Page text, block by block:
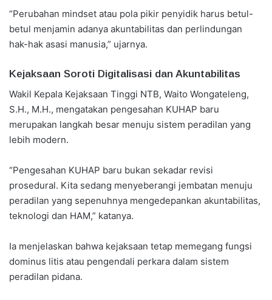
“Perubahan mindset atau pola pikir penyidik harus betul-
betul menjamin adanya akuntabilitas dan perlindungan
hak-hak asasi manusia,” ujarnya.
Kejaksaan Soroti Digitalisasi dan Akuntabilitas
Wakil Kepala Kejaksaan Tinggi NTB, Waito Wongateleng,
S.H., M.H., mengatakan pengesahan KUHAP baru
merupakan langkah besar menuju sistem peradilan yang
lebih modern.
“Pengesahan KUHAP baru bukan sekadar revisi
prosedural. Kita sedang menyeberangi jembatan menuju
peradilan yang sepenuhnya mengedepankan akuntabilitas,
teknologi dan HAM,” katanya.
Ia menjelaskan bahwa kejaksaan tetap memegang fungsi
dominus litis atau pengendali perkara dalam sistem
peradilan pidana.